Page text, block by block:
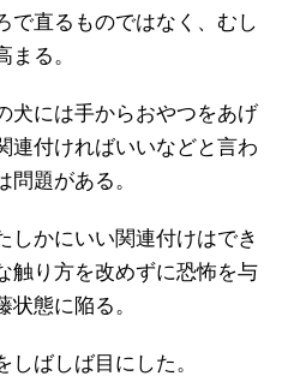
で直るものではなく、むし
る。
犬には手からおやつをあげ
連付ければいいなどと言わ
題がある。
しかにいい関連付けはでき
触り方を改めずに恐怖を与
状態に陥る。
ばしば目にした。